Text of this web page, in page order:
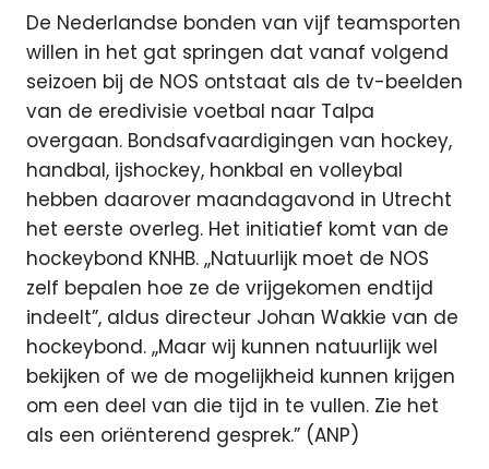
De Nederlandse bonden van vijf teamsporten
willen in het gat springen dat vanaf volgend
seizoen bij de NOS ontstaat als de tv-beelden
van de eredivisie voetbal naar Talpa
overgaan. Bondsafvaardigingen van hockey,
handbal, ijshockey, honkbal en volleybal
hebben daarover maandagavond in Utrecht
het eerste overleg. Het initiatief komt van de
hockeybond KNHB. ,,Natuurlijk moet de NOS
zelf bepalen hoe ze de vrijgekomen endtijd
indeelt”, aldus directeur Johan Wakkie van de
hockeybond. ,,Maar wij kunnen natuurlijk wel
bekijken of we de mogelijkheid kunnen krijgen
om een deel van die tijd in te vullen. Zie het
als een oriënterend gesprek.” (ANP)